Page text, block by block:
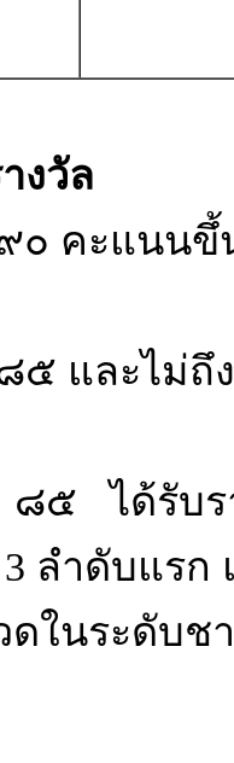
งวัล
คะแนนขึ้
๕ และไม่ถึ
๕ ได้รับร
ลำดับแร
ดในระดับช